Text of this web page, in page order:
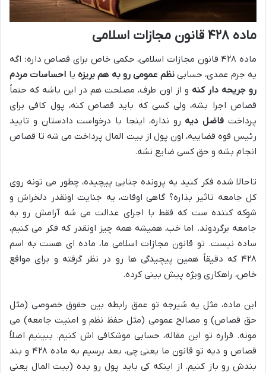
ماده ۴۲۸ قانون مجازات اسلامی
ماده ۴۲۸ قانون مجازات اسلامی، حکمی خاص برای قصاص داره؛ اگه
یه جرم عمدی، حسابینظم عمومی رو به هم بریزهیا احساسات مردم
رو جریحه دار کنه و از اون طرف، مصلحت هم در این باشه که حتماً
قصاص اجرا بشه، ولی کسی که باید قصاص کنه، پول کافی برای
پرداخت فاضل دیه رو نداره، اینجا با درخواست دادستان و تایید
رئیس قوه قضاییه، اون پول از بیت المال پرداخت می شه تا قصاص
انجام بشه و حق کسی ضایع نشه.
تاحالا شده فکر کنید یه پرونده جنایی پیچیده، چطور می تونه روی
کل جامعه تاثیر بذاره؟ گاهی اوقات، یه جنایت اونقدر دلخراش و
شوکه کننده ست که فقط با اجرای عدالت می شه آرامش رو به
جامعه برگردوند. اما خب، همیشه همه چیز اونقدر که فکر می کنیم،
ساده نیست. تو قانون مجازات اسلامی ما، ماده ای هست به اسم
۴۲۸ که دقیقاً همین پیچیدگی ها رو در نظر گرفته و برای مواقع
خاص، راهکاری ویژه پیش بینی کرده.
این ماده، مثل یه شیرجه تو عمق رابطه بین حقوق خصوصی (مثل
حق قصاص) و مصالح عمومی (مثل حفظ نظم و امنیت جامعه) می
مونه. قراره تو این مقاله، حسابی موشکافی اش کنیم. ببینیم اصلاً
قصاص و دیه تو قانون ما یعنی چی، بعد برسیم به ماده ۴۲۸ و بند
بندش رو باز کنیم. از اینکه کی باید پول رو بده (بیت المال یعنی